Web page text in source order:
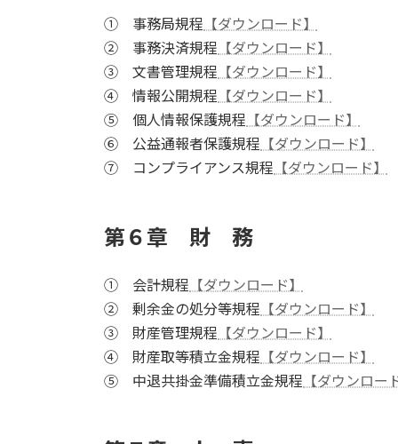
① 事務局規程 【ダウンロード】
② 事務決済規程 【ダウンロード】
③ 文書管理規程 【ダウンロード】
④ 情報公開規程 【ダウンロード】
⑤ 個人情報保護規程 【ダウンロード】
⑥ 公益通報者保護規程 【ダウンロード】
⑦ コンプライアンス規程 【ダウンロード】
第６章 財 務
① 会計規程 【ダウンロード】
② 剰余金の処分等規程 【ダウンロード】
③ 財産管理規程 【ダウンロード】
④ 財産取等積立金規程 【ダウンロード】
⑤ 中退共掛金準備積立金規程 【ダウンロー